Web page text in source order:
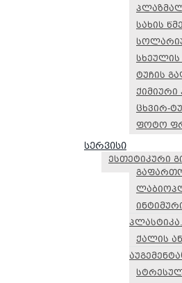
სახის
ტუჩის
ქიმიური
ცხვირ-
ფოტო
სერვისი
ესთეტიკური
პლასტიკა.
ქალის